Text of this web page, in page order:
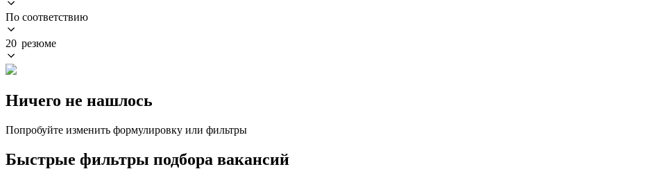
По соответствию
20 резюме
Ничего не нашлось
Попробуйте изменить формулировку или фильтры
Быстрые фильтры подбора вакансий